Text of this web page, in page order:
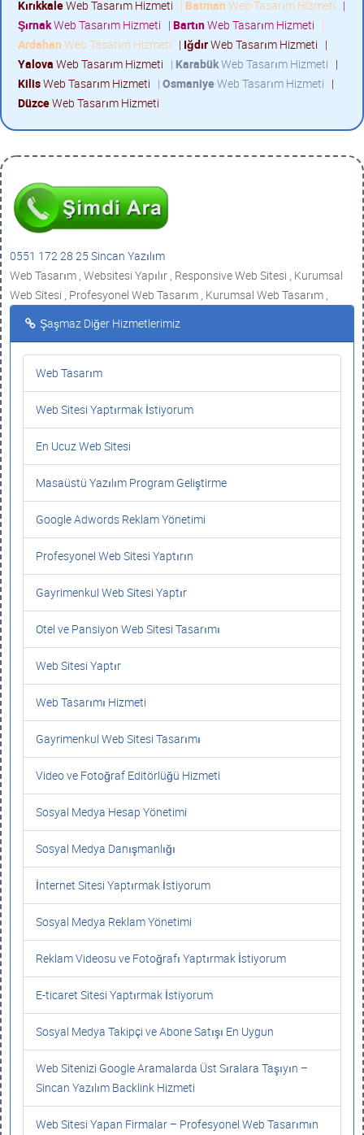
KırıkkaleWeb Tasarım Hizmeti | Batman Web Tasarım Hizmeti |
ŞırnakWeb Tasarım Hizmeti | BartınWeb Tasarım Hizmeti |
Ardahan Web Tasarım Hizmeti | IğdırWeb Tasarım Hizmeti |
Yalova Web Tasarım Hizmeti | KarabükWeb Tasarım Hizmeti |
KilisWeb Tasarım Hizmeti | Osmaniye Web Tasarım Hizmeti |
DüzceWeb Tasarım Hizmeti
0551 172 28 25 Sincan Yazılım
Web Tasarım , Websitesi Yapılır , Responsive Web Sitesi , Kurumsal
Web Sitesi , Profesyonel Web Tasarım , Kurumsal Web Tasarım ,
Şaşmaz Diğer Hizmetlerimiz
Web Tasarım
Web Sitesi Yaptırmak İstiyorum
En Ucuz Web Sitesi
Masaüstü Yazılım Program Geliştirme
Google Adwords Reklam Yönetimi
Profesyonel Web Sitesi Yaptırın
Gayrimenkul Web Sitesi Yaptır
Otel ve Pansiyon Web Sitesi Tasarımı
Web Sitesi Yaptır
Web Tasarımı Hizmeti
Gayrimenkul Web Sitesi Tasarımı
Video ve Fotoğraf Editörlüğü Hizmeti
Sosyal Medya Hesap Yönetimi
Sosyal Medya Danışmanlığı
İnternet Sitesi Yaptırmak İstiyorum
Sosyal Medya Reklam Yönetimi
Reklam Videosu ve Fotoğrafı Yaptırmak İstiyorum
E-ticaret Sitesi Yaptırmak İstiyorum
Sosyal Medya Takipçi ve Abone Satışı En Uygun
Web Sitenizi Google Aramalarda Üst Sıralara Taşıyın –
Sincan Yazılım Backlink Hizmeti
Web Sitesi Yapan Firmalar – Profesyonel Web Tasarımın